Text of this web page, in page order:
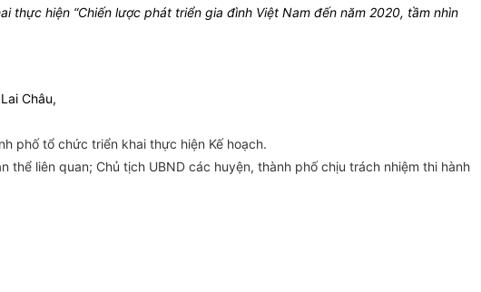
thực hiện “Chiến lược phát triển gia đình Việt Nam đến năm 2020, tầm nhìn
Châu,
phố tổ chức triển khai thực hiện Kế hoạch.
liên quan; Chủ tịch UBND các huyện, thành phố chịu trách nhiệm thi hành